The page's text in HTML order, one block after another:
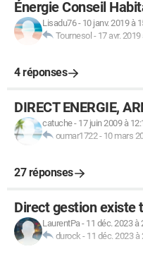
Énergie Conseil
Lisadu76- 10 janv. 2019 à
Tournesol - 17 avr.
4 réponses
DIRECT ENERGIE,
catuche- 17 juin 2009 à
oumar1722- 10 mars
27 réponses
Direct gestion existe
LaurentPa- 11 déc. 2023 à
durock - 11 déc. 2023 à